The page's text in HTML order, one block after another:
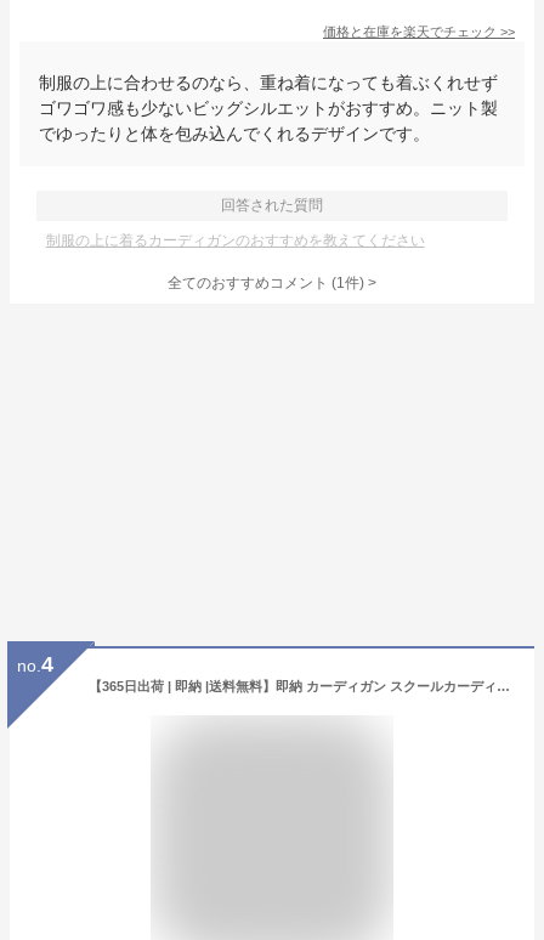
価格と在庫を楽天でチェック >>
制服の上に合わせるのなら、重ね着になっても着ぶくれせず
ゴワゴワ感も少ないビッグシルエットがおすすめ。ニット製
でゆったりと体を包み込んでくれるデザインです。
回答された質問
制服の上に着るカーディガンのおすすめを教えてください
全てのおすすめコメント (1件) >
no. 4
【365日出荷 | 即納 |送料無料】即納 カーディガン スクールカーディガン 正統派 制服 春 夏 大人気 女子高生 通学 学生 中学 Vネック 無地 定番 綿100% JK JC レディース シンプル 黒 白 紺 ベージュ ピンク グレー パープル 大きい 小さい